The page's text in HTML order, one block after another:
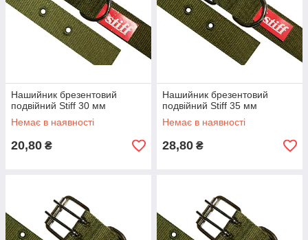
Нашийник брезентовий
подвійний Stiff 30 мм
Немає в наявності
20,80 ₴
Нашийник брезентовий
подвійний Stiff 35 мм
Немає в наявності
28,80 ₴